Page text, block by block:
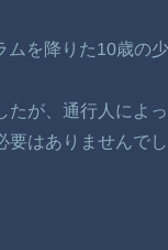
を降りた10歳の
が、通行人によ
要はありませんで